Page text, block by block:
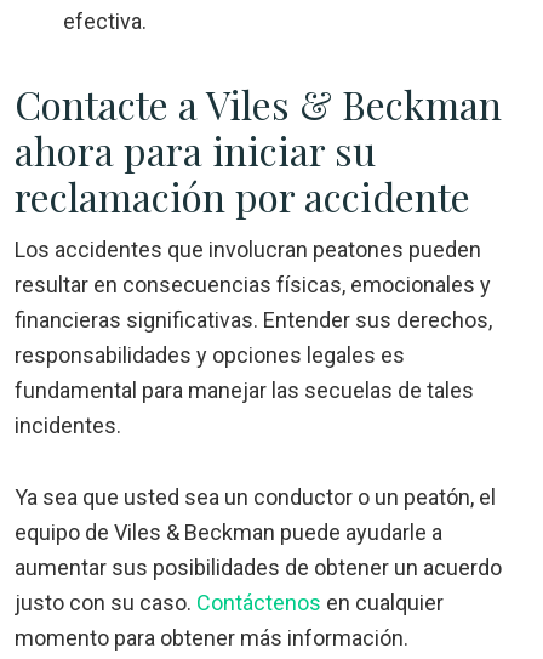
efectiva.
Contacte a Viles & Beckman
ahora para iniciar su
reclamación por accidente
Los accidentes que involucran peatones pueden
resultar en consecuencias físicas, emocionales y
financieras significativas. Entender sus derechos,
responsabilidades y opciones legales es
fundamental para manejar las secuelas de tales
incidentes.
Ya sea que usted sea un conductor o un peatón, el
equipo de Viles & Beckman puede ayudarle a
aumentar sus posibilidades de obtener un acuerdo
justo con su caso. Contáctenos en cualquier
momento para obtener más información.